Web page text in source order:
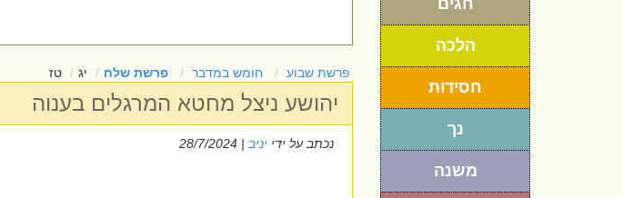
הלכה
חסידות
נך
משנה
פרשת שבוע חומש במדבר פרשת שלח יג טז
יהושע ניצל מחטא המרגלים בענוה
נכתב על ידי יניב | 28/7/2024